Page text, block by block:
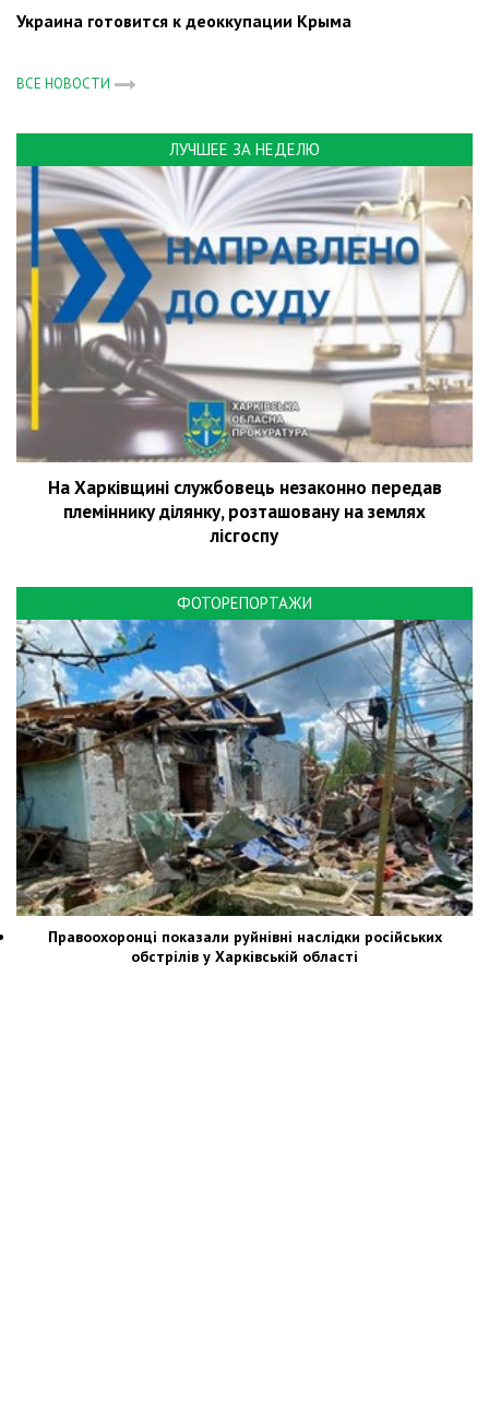
Украина готовится к деоккупации Крыма
ВСЕ НОВОСТИ
ЛУЧШЕЕ ЗА НЕДЕЛЮ
На Харківщині службовець незаконно передав
племіннику ділянку, розташовану на землях
лісгоспу
ФОТОРЕПОРТАЖИ
Правоохоронці показали руйнівні наслідки російських
обстрілів у Харківській області